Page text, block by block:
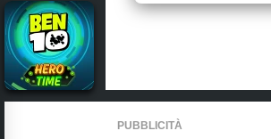
PUBBLICITÀ